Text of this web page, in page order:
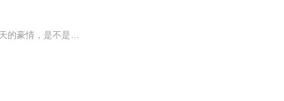
带你穿梭江湖，剑指风云。这里有侠骨柔情，也有刀光剑影，每首歌都是一段传奇。听，那剑啸九天的豪情，是不是让你心潮澎湃？别犹豫，戴上耳机，让我们一起笑傲江湖！